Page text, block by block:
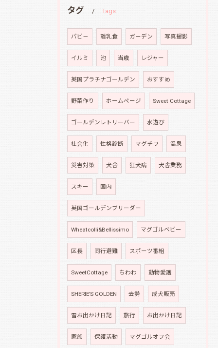
タグ Tags
パピ－ 離乳食 ガーデン 写真撮影
イルミ 池 当歳 レジャー
英国プラチナゴールデン おすすめ
野菜作り ホームページ Sweet Cottage
ゴールデンレトリーバー 水遊び
社会化 性格診断 マグチワ 温泉
災害対策 犬舎 狂犬病 犬舎業務
スキー 国内
英国ゴールデンブリーダー
Wheatcolli&Bellissimo マグゴルベビー
区長 同行避難 スポーツ番組
SweetCottage ちわわ 動物愛護
SHERIE’S GOLDEN 去勢 成犬販売
雪お出かけ日記 旅行 お出かけ日記
家族 保護活動 マグゴルオフ会